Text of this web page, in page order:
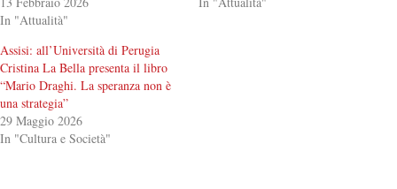
In "Attualità"
Assisi: all’Università di Perugia
Cristina La Bella presenta il libro
“Mario Draghi. La speranza non è
una strategia”
29 Maggio 2026
In "Cultura e Società"